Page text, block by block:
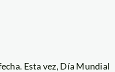
Esta vez, Día Mundial